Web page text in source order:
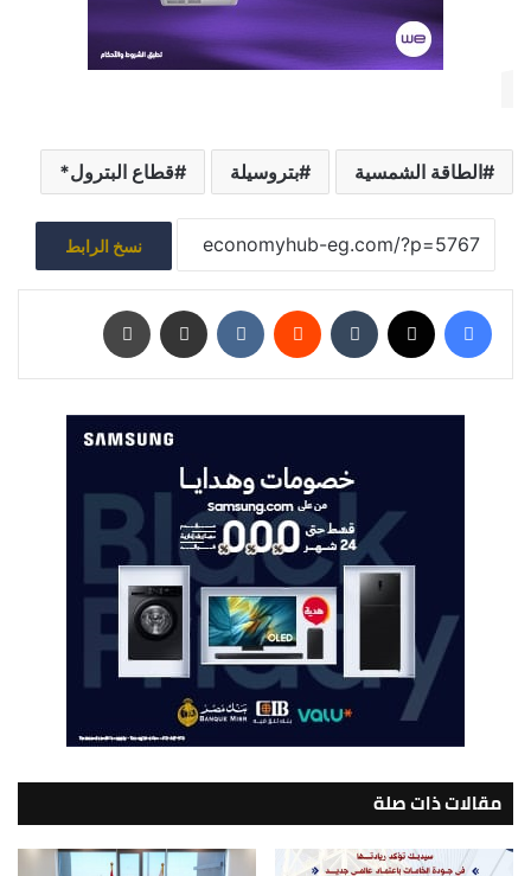
الطاقة الشمسية بتروسيلة قطاع البترول*
نسخ الرابط
مقالات ذات صلة